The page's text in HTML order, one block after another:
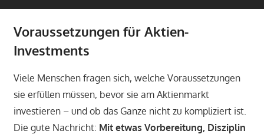
Voraussetzungen für Aktien-
Investments
Viele Menschen fragen sich, welche Voraussetzungen
sie erfüllen müssen, bevor sie am Aktienmarkt
investieren – und ob das Ganze nicht zu kompliziert ist.
Die gute Nachricht: Mit etwas Vorbereitung, Disziplin